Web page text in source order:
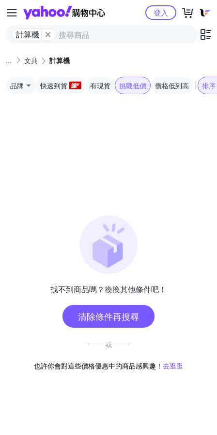
Yahoo購物中心
計算機
登入
文具 計算機
品牌 快速到貨 有現貨 挑戰低價 價格低到高 排序
找不到商品嗎？換換其他條件吧！
清除條件再搜尋
或
也許你會對這些價格優惠中的商品感興趣！ 去逛逛